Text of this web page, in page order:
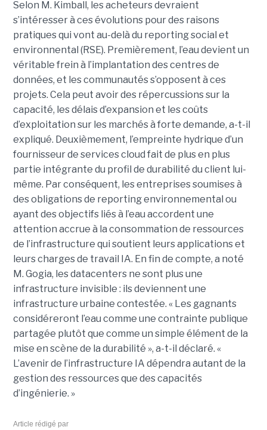
Selon M. Kimball, les acheteurs devraient
s’intéresser à ces évolutions pour des raisons
pratiques qui vont au-delà du reporting social et
environnental (RSE). Premièrement, l’eau devient un
véritable frein à l’implantation des centres de
données, et les communautés s’opposent à ces
projets. Cela peut avoir des répercussions sur la
capacité, les délais d’expansion et les coûts
d’exploitation sur les marchés à forte demande, a-t-il
expliqué. Deuxièmement, l’empreinte hydrique d’un
fournisseur de services cloud fait de plus en plus
partie intégrante du profil de durabilité du client lui-
même. Par conséquent, les entreprises soumises à
des obligations de reporting environnemental ou
ayant des objectifs liés à l’eau accordent une
attention accrue à la consommation de ressources
de l’infrastructure qui soutient leurs applications et
leurs charges de travail IA. En fin de compte, a noté
M. Gogia, les datacenters ne sont plus une
infrastructure invisible : ils deviennent une
infrastructure urbaine contestée. « Les gagnants
considéreront l’eau comme une contrainte publique
partagée plutôt que comme un simple élément de la
mise en scène de la durabilité », a-t-il déclaré. «
L’avenir de l’infrastructure IA dépendra autant de la
gestion des ressources que des capacités
d’ingénierie. »
Article rédigé par